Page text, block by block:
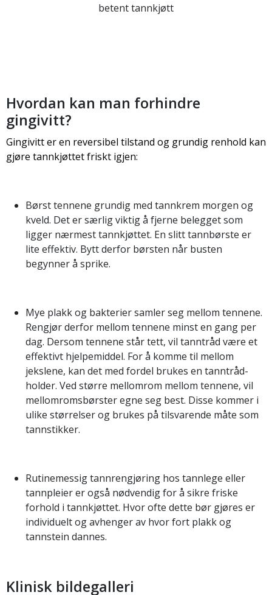
betent tannkjøtt
Hvordan kan man forhindre
gingivitt?
Gingivitt er en reversibel tilstand og grundig renhold kan
gjøre tannkjøttet friskt igjen:
Børst tennene grundig med tannkrem morgen og
kveld. Det er særlig viktig å fjerne belegget som
ligger nærmest tann­kjøttet. En slitt tannbørste er
lite effektiv. Bytt derfor børsten når busten
begynner å sprike.
Mye plakk og bakterier samler seg mellom tennene.
Rengjør derfor mellom tennene minst en gang per
dag. Dersom tennene står tett, vil tanntråd være et
effektivt hjelpemid­del. For å komme til mellom
jekslene, kan det med fordel brukes en tanntråd-
holder. Ved større mellomrom mel­lom tennene, vil
mellomromsbørster egne seg best. Disse kommer i
ulike størrelser og brukes på tilsvarende måte som
tannstikker.
Rutinemessig tannrengjøring hos tannlege eller
tannpleier er også nødvendig for å sikre friske
forhold i tannkjøttet. Hvor ofte dette bør gjøres er
individuelt og avhenger av hvor fort plakk og
tannstein dannes.
Klinisk bildegalleri